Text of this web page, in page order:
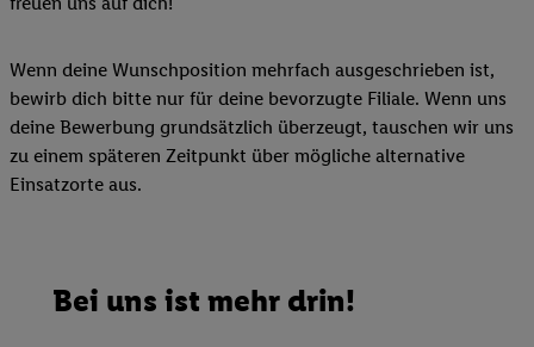
Wenn deine Wunschposition mehrfach ausgeschrieben ist,
bewirb dich bitte nur für deine bevorzugte Filiale. Wenn uns
deine Bewerbung grundsätzlich überzeugt, tauschen wir uns
zu einem späteren Zeitpunkt über mögliche alternative
Einsatzorte aus.
Bei uns ist mehr drin!